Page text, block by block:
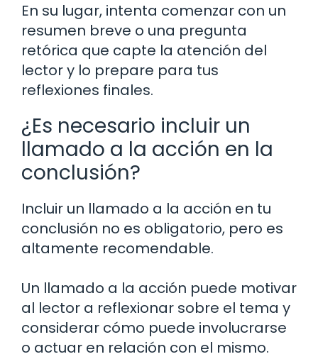
En su lugar, intenta comenzar con un
resumen breve o una pregunta
retórica que capte la atención del
lector y lo prepare para tus
reflexiones finales.
¿Es necesario incluir un
llamado a la acción en la
conclusión?
Incluir un llamado a la acción en tu
conclusión no es obligatorio, pero es
altamente recomendable.
Un llamado a la acción puede motivar
al lector a reflexionar sobre el tema y
considerar cómo puede involucrarse
o actuar en relación con el mismo.